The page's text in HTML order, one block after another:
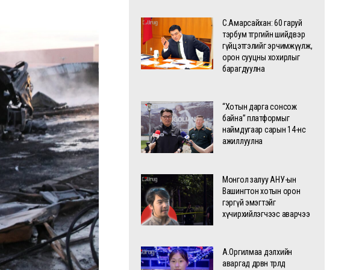
С.Амарсайхан: 60 гаруй
тэрбум төгрөгийн шийдвэр
гүйцэтгэлийг эрчимжүүлж,
орон сууцны хохирлыг
барагдуулна
“Хотын дарга сонсож
байна” платформыг
наймдугаар сарын 14-нөөс
ажиллуулна
Монгол залуу АНУ-ын
Вашингтон хотын орон
гэргүй эмэгтэйг
хүчирхийлэгчээс аварчээ
А.Оргилмаа дэлхийн
аваргад дөрвөн төрөлд